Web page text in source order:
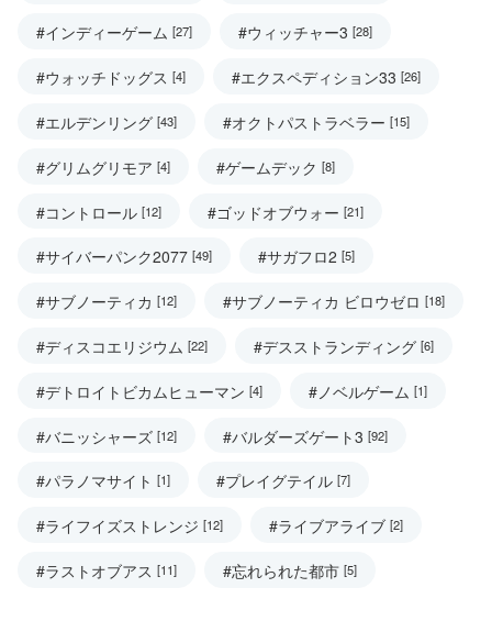
#インディーゲーム [27] #ウィッチャー3 [28]
#ウォッチドッグス [4] #エクスペディション33 [26]
#エルデンリング [43] #オクトパストラベラー [15]
#グリムグリモア [4] #ゲームデック [8]
#コントロール [12] #ゴッドオブウォー [21]
#サイバーパンク2077 [49] #サガフロ2 [5]
#サブノーティカ [12] #サブノーティカ ビロウゼロ [18]
#ディスコエリジウム [22] #デスストランディング [6]
#デトロイトビカムヒューマン [4] #ノベルゲーム [1]
#バニッシャーズ [12] #バルダーズゲート3 [92]
#パラノマサイト [1] #プレイグテイル [7]
#ライフイズストレンジ [12] #ライブアライブ [2]
#ラストオブアス [11] #忘れられた都市 [5]